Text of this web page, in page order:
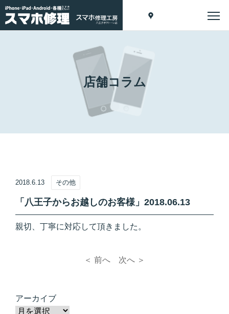
店舗コラム
2018.6.13 その他
「八王子からお越しのお客様」2018.06.13
親切、丁寧に対応して頂きました。
＜ 前へ 次へ ＞
アーカイブ